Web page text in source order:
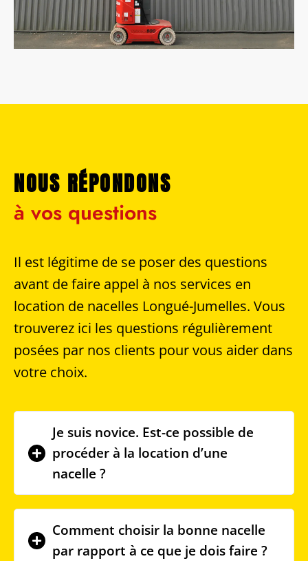
NOUS RÉPONDONS
à vos questions
Il est légitime de se poser des questions
avant de faire appel à nos services en
location de nacelles Longué-Jumelles. Vous
trouverez ici les questions régulièrement
posées par nos clients pour vous aider dans
votre choix.
Je suis novice. Est-ce possible de
procéder à la location d’une
nacelle ?
Comment choisir la bonne nacelle
par rapport à ce que je dois faire ?